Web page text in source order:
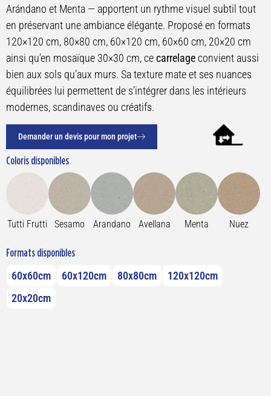
Arándano et Menta — apportent un rythme visuel subtil tout
en préservant une ambiance élégante. Proposé en formats
120×120 cm, 80×80 cm, 60×120 cm, 60×60 cm, 20×20 cm
ainsi qu’en mosaïque 30×30 cm, cecarrelageconvient aussi
bien aux sols qu’aux murs. Sa texture mate et ses nuances
équilibrées lui permettent de s’intégrer dans les intérieurs
modernes, scandinaves ou créatifs.
Demander un devis pour mon projet
Coloris disponibles
Tutti Frutti Sesamo Arandano Avellana Menta Nuez
Formats disponibles
60x60cm
60x120cm 80x80cm
120x120cm
20x20cm